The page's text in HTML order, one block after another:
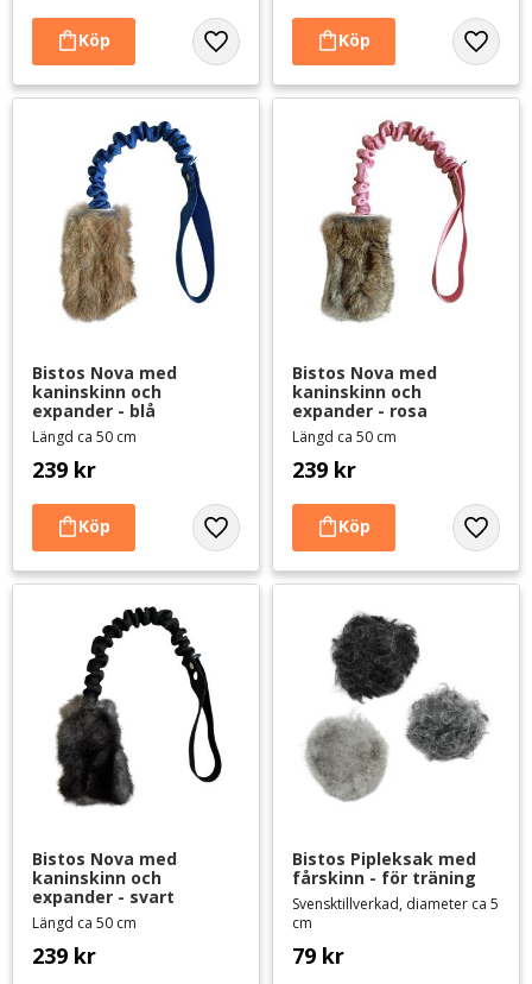
Lägg till i favoriter Lägg
Bistos Nova med
kaninskinn och
expander - blå
Längd ca 50 cm
239 kr
Lägg till i favoriter
Bistos Nova med
kaninskinn och
expander - rosa
Längd ca 50 cm
239 kr
Lägg
Bistos Nova med
kaninskinn och
expander - svart
Längd ca 50 cm
239 kr
Bistos Pipleksak med
fårskinn - för träning
Svensktillverkad, diameter ca 5
cm
79 kr